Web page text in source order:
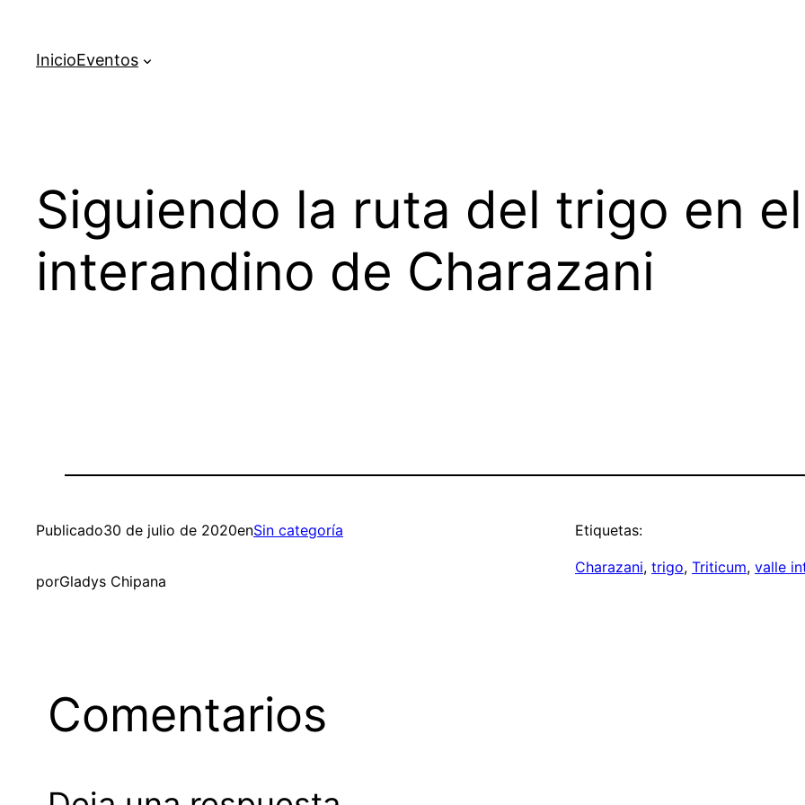
contenido
InicioEventos
Siguiendo la ruta del trigo en
interandino de Charazani
Publicado30 de julio de 2020enSin categoría
porGladys Chipana
Etiquetas:
Charazani, trigo, Triticum, valle
Comentarios